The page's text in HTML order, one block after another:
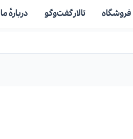
فروشگاه تالار گفت‌وگو دربارهٔ ما